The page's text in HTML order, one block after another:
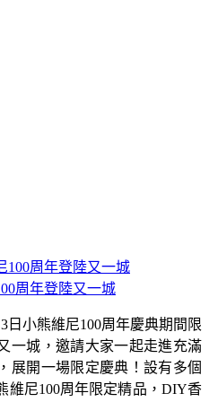
周年登陸又一城
日小熊維尼100周年慶典期間限
一城，邀請大家一起走進充滿
展開一場限定慶典！設有多個
維尼100周年限定精品，DIY香